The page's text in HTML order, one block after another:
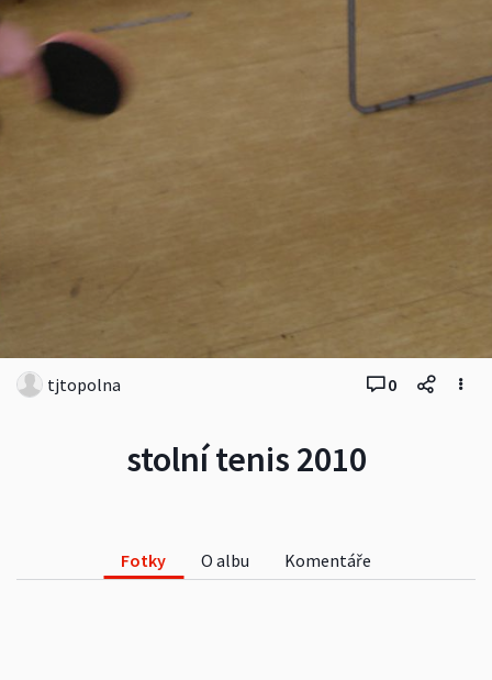
stolní tenis 2010
tjtopolna 0
Fotky O albu Komentáře